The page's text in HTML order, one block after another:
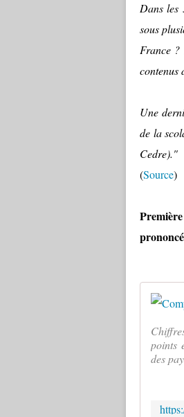
Dans les
sous
France ?
contenus
Une
de la
Cedre)."
(Source)
points
des